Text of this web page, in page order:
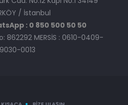
/ İstanbul
: 0 850 500 50 50
862292 MERSİS : 0610-0409-
9030-0013